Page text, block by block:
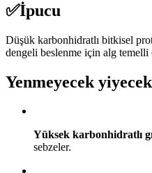
✅İpucu
Düşük karbonhidratlı bitkisel
dengeli beslenme için alg
Yenmeyecek
Yüksek karbonhidratlı
sebzeler.